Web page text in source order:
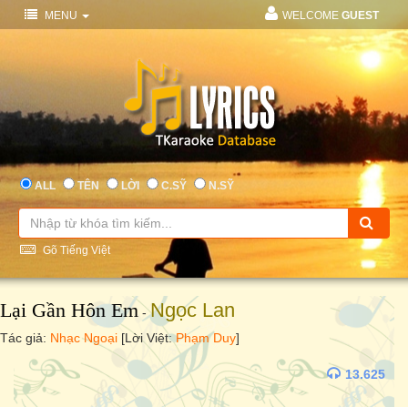
MENU WELCOME GUEST
ALL TÊN LỜI C.SỸ N.SỸ
Gõ Tiếng Việt
Lại Gần Hôn Em -Ngọc Lan
Tác giả: Nhạc Ngoại [Lời Việt:Phạm Duy]
13.625